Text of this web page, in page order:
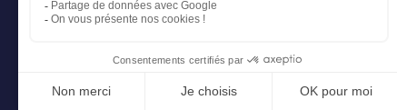
KAP Aubagne
KAP Plan de Campagne
KAP Trets